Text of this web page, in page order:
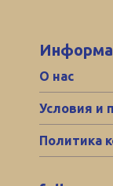
О нас
Условия и
Политика